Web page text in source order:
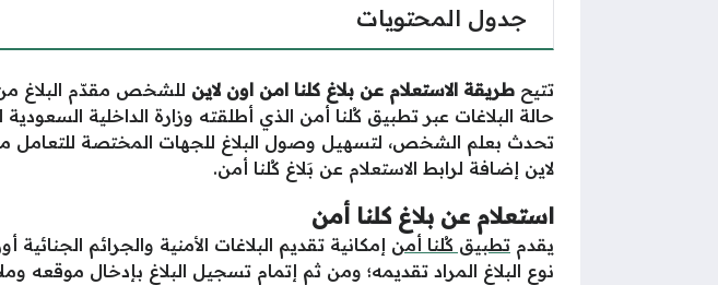
جدول المحتويات
تتيح طريقة الاستعلام عن بلاغ كلنا امن اون لاين للشخص مقدّم البلاغ
حالة البلاغات عبر تطبيق كُلنا أمن الذي أطلقته وزارة الداخلية
تحدث بعلم الشخص، لتسهيل وصول البلاغ للجهات المختصة
لاين إضافة لرابط الاستعلام عن بَلاغ كُلنا أمن.
استعلام عن بلاغ كلنا أمن
يقدم تطبيق كُلنا أمن إمكانية تقديم البلاغات الأمنية والجرائم
نوع البلاغ المراد تقديمه؛ ومن ثم إتمام تسجيل البلاغ بإدخال